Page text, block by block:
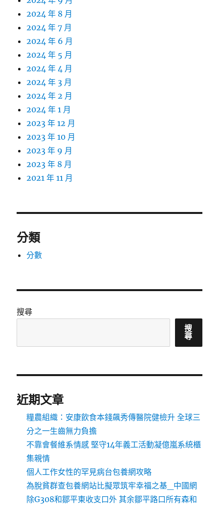
2024 年 8 月
2024 年 7 月
2024 年 6 月
2024 年 5 月
2024 年 4 月
2024 年 3 月
2024 年 2 月
2024 年 1 月
2023 年 12 月
2023 年 10 月
2023 年 9 月
2023 年 8 月
2021 年 11 月
分類
分數
搜尋
搜
尋
近期文章
糧農組織：安康飲食本錢飆秀傳醫院健檢升 全球三
分之一生齒無力負擔
不靠會餐維系情感 堅守14年義工活動凝億嵐系統櫃
集親情
個人工作女性的罕見病台包養網攻略
為脫貧群查包養網站比擬眾筑牢幸福之基_中國網
除G308和鄒平東收支口外 其余鄒平路口所有森和